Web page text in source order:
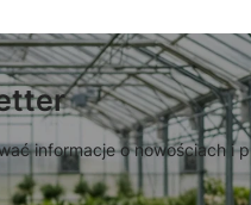
informacje o nowościach i